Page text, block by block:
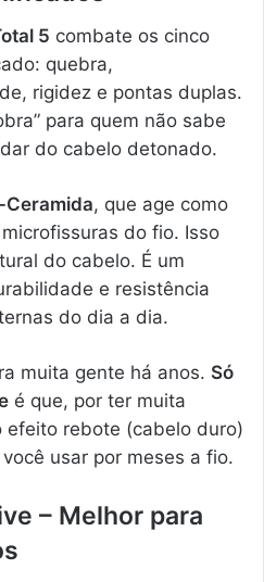
5 combate os cinco
quebra,
rigidez e pontas duplas.
para quem não sabe
do cabelo detonado.
, que age como
do fio. Isso
do cabelo. É um
e resistência
do dia a dia.
muita gente há anos. Só
é que, por ter muita
efeito rebote (cabelo duro)
usar por meses a fio.
– Melhor para